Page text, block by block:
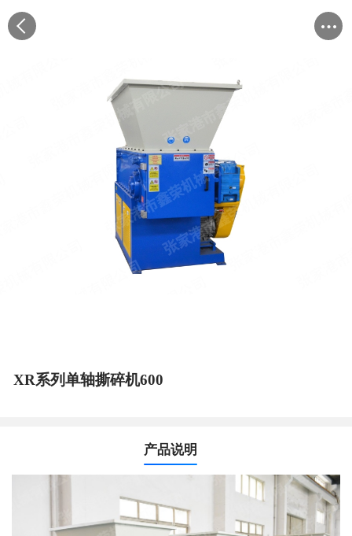
XR系列单轴撕碎机600
产品说明